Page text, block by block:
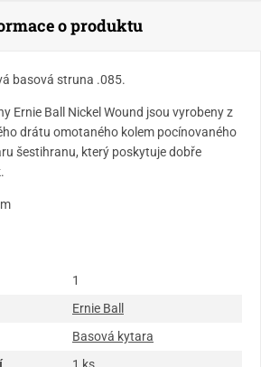
o produktu
basová struna .085.
Ernie Ball Nickel Wound jsou vyrobeny z
drátu omotaného kolem pocínovaného
šestihranu, který poskytuje dobře
1
Ernie Ball
Basová kytara